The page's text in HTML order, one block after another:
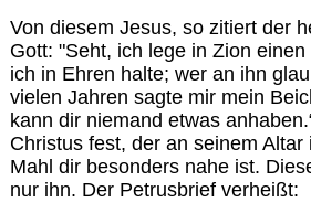
Von diesem Jesus, so zitiert der
Gott: "Seht, ich lege in Zion
ich in Ehren halte; wer an ihn
vielen Jahren sagte mir mein
kann dir niemand etwas
Christus fest, der an seinem
Mahl dir besonders nahe ist.
nur ihn. Der Petrusbrief verheißt: